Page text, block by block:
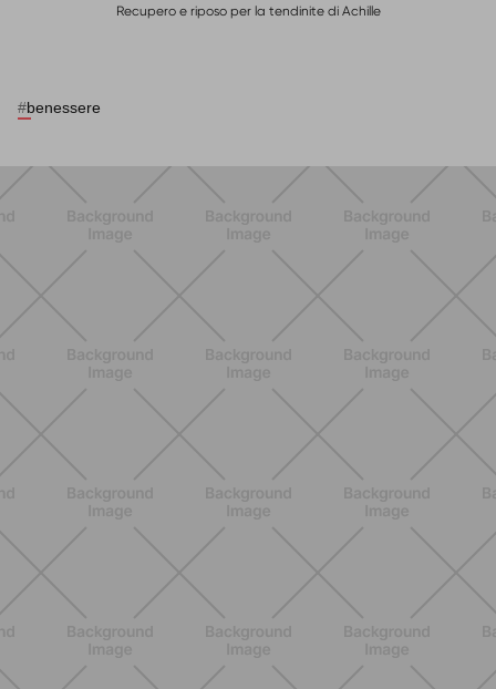
Recupero e riposo per la tendinite di Achille
#benessere